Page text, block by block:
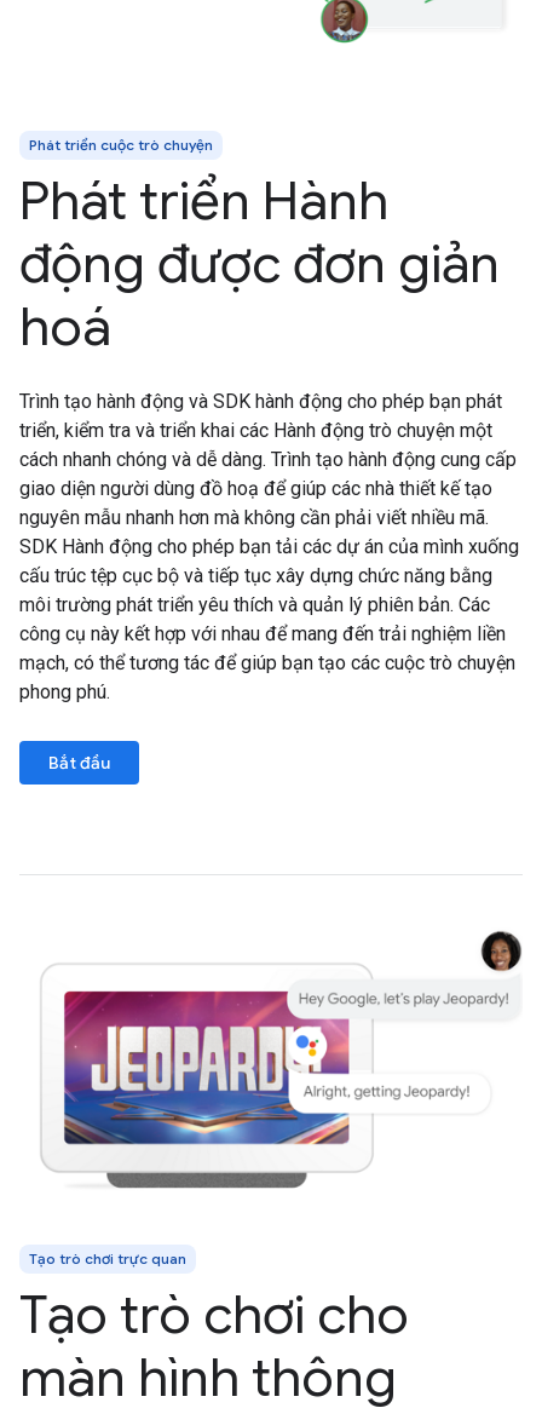
Phát triển cuộc trò chuyện
Phát triển Hành
động được đơn giản
hoá
Trình tạo hành động và SDK hành động cho phép bạn phát
triển, kiểm tra và triển khai các Hành động trò chuyện một
cách nhanh chóng và dễ dàng. Trình tạo hành động cung cấp
giao diện người dùng đồ hoạ để giúp các nhà thiết kế tạo
nguyên mẫu nhanh hơn mà không cần phải viết nhiều mã.
SDK Hành động cho phép bạn tải các dự án của mình xuống
cấu trúc tệp cục bộ và tiếp tục xây dựng chức năng bằng
môi trường phát triển yêu thích và quản lý phiên bản. Các
công cụ này kết hợp với nhau để mang đến trải nghiệm liền
mạch, có thể tương tác để giúp bạn tạo các cuộc trò chuyện
phong phú.
Bắt đầu
Tạo trò chơi trực quan
Tạo trò chơi cho
màn hình thông